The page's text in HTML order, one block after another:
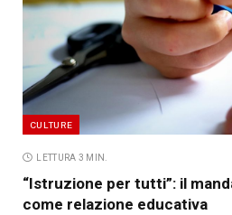
CULTURE
LETTURA 3 MIN.
“Istruzione per tutti”: il
come relazione educativa